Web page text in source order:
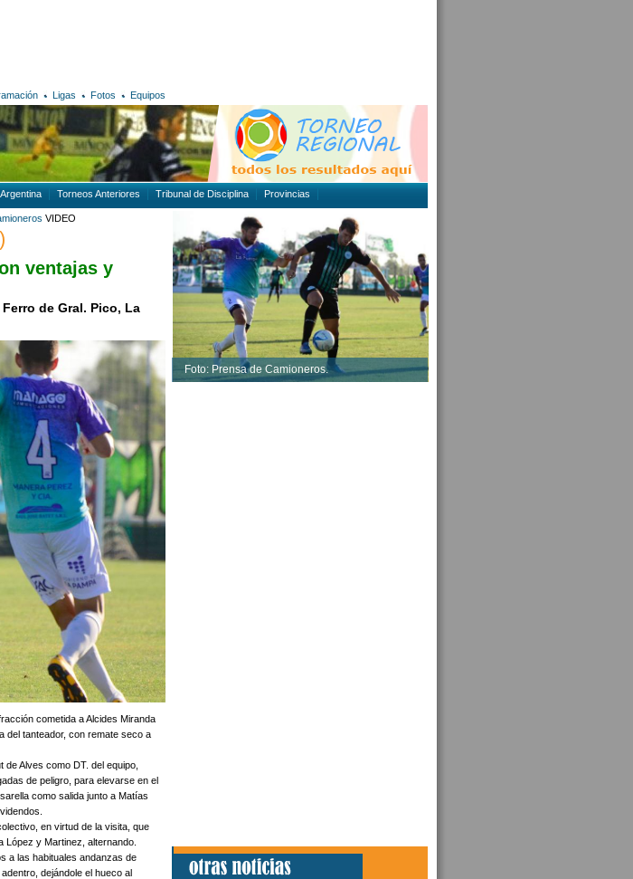
Ligas Fotos Equipos
Torneos Anteriores Tribunal de Disciplina Provincias
VIDEO
ventajas y
de Gral. Pico, La
cometida a Alcides Miranda
del tanteador, con remate seco a
Alves como DT. del equipo,
de peligro, para elevarse en el
como salida junto a Matías
en virtud de la visita, que
López y Martinez, alternando.
a las habituales andanzas de
dejándole el hueco al
Foto: Prensa de Camioneros.